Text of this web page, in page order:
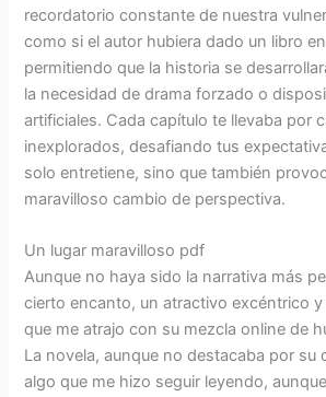
recordatorio constante de nuestra
como si el autor hubiera dado un libro
permitiendo que la historia se
la necesidad de drama forzado o
artificiales. Cada capítulo te llevaba por
inexplorados, desafiando tus
solo entretiene, sino que también
maravilloso cambio de perspectiva.
Un lugar maravilloso pdf
Aunque no haya sido la narrativa más
cierto encanto, un atractivo excéntrico
que me atrajo con su mezcla online de
La novela, aunque no destacaba por su
algo que me hizo seguir leyendo,